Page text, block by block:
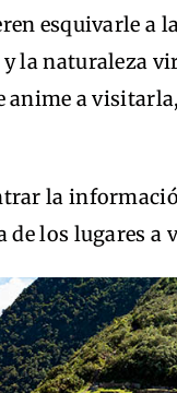
esquivarle a
la naturaleza
anime a visitarla,
la
de los lugares a